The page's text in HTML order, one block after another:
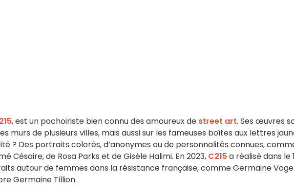
, est un pochoiriste bien connu des amoureux de street art. Ses œuvres
murs de plusieurs villes, mais aussi sur les fameuses boîtes aux lettres
? Des portraits colorés, d’anonymes ou de personnalités connues,
Césaire, de Rosa Parks et de Gisèle Halimi. En 2023, C215 a réalisé dans le
autour de femmes dans la résistance française, comme Germaine
Germaine Tillion.